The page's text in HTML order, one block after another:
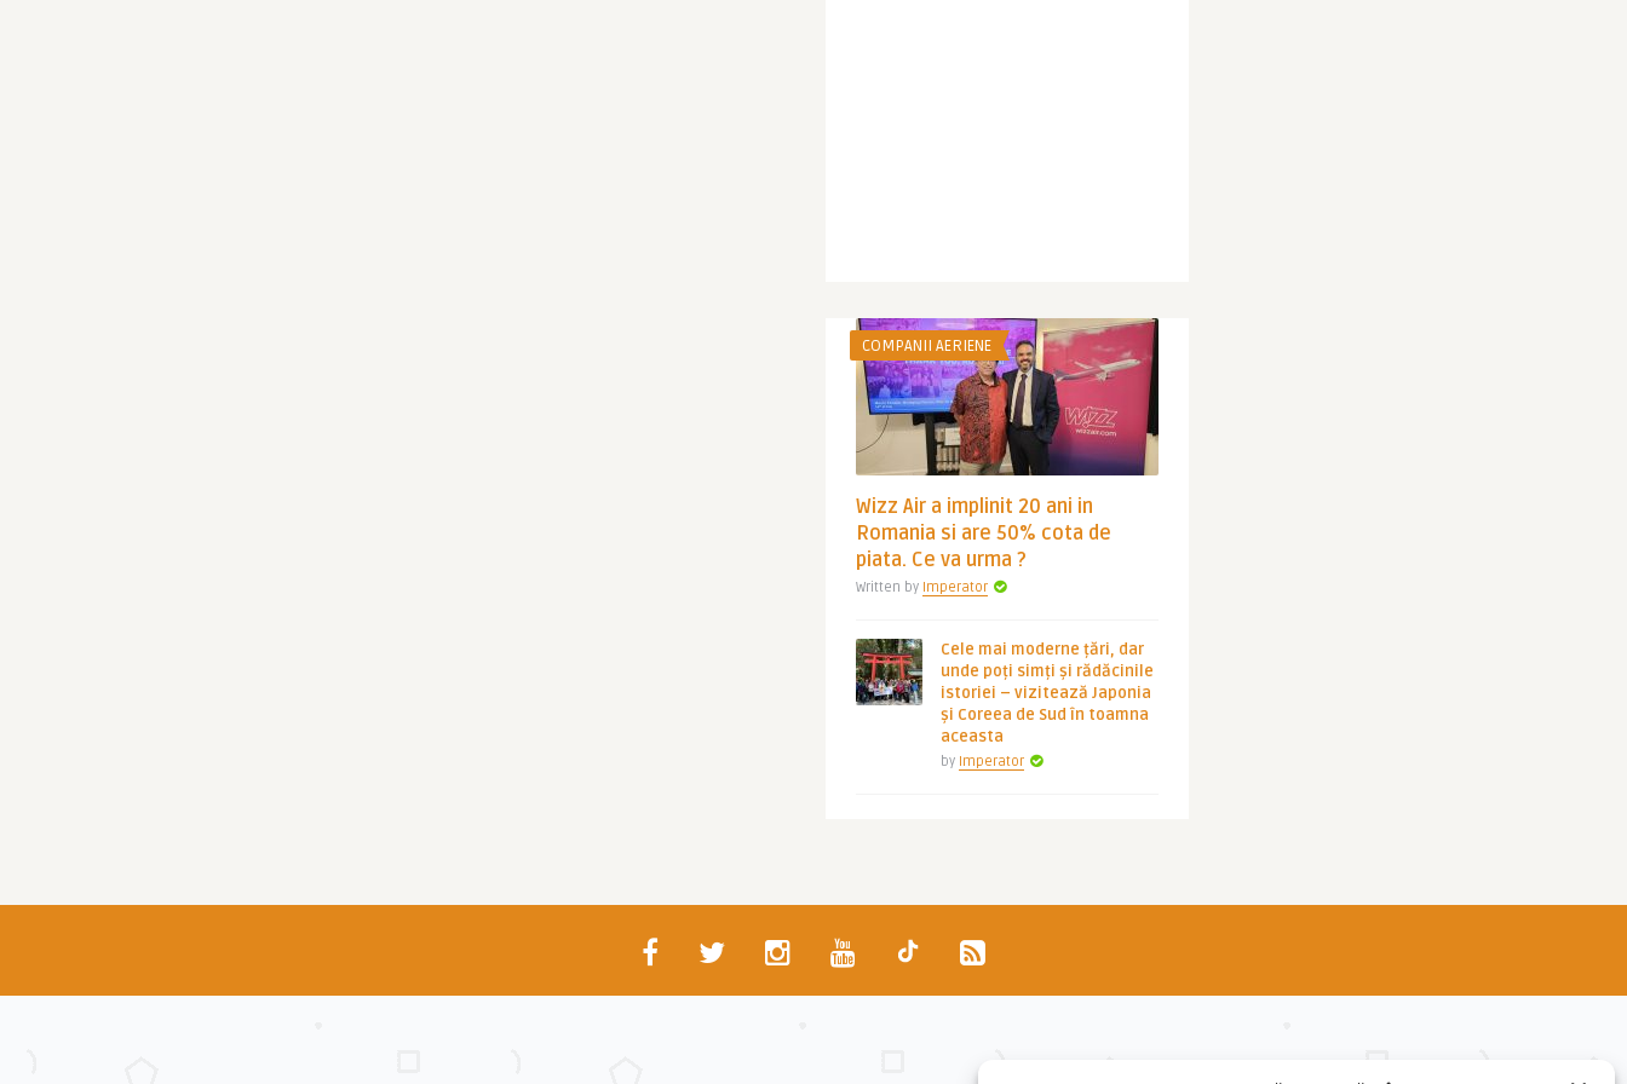
COMPANII AERIENE
Wizz Air a implinit 20 ani in
Romania si are 50% cota de
piata. Ce va urma ?
Written by Imperator
Cele mai moderne țări, dar
unde poți simți și rădăcinile
istoriei – vizitează Japonia
și Coreea de Sud în toamna
aceasta
by Imperator